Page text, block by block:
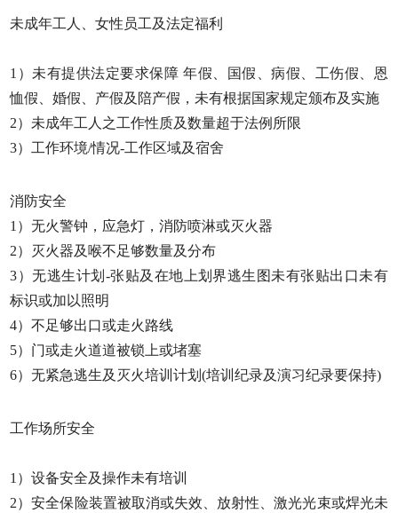
未成年工人、女性员工及法定福利
1）未有提供法定要求保障 年假、国假、病假、工伤假、恩
恤假、婚假、产假及陪产假，未有根据国家规定颁布及实施
2）未成年工人之工作性质及数量超于法例所限
3）工作环境/情况-工作区域及宿舍
消防安全
1）无火警钟，应急灯，消防喷淋或灭火器
2）灭火器及喉不足够数量及分布
3）无逃生计划-张贴及在地上划界逃生图未有张贴出口未有
标识或加以照明
4）不足够出口或走火路线
5）门或走火道道被锁上或堵塞
6）无紧急逃生及灭火培训计划(培训纪录及演习纪录要保持)
工作场所安全
1）设备安全及操作未有培训
2）安全保险装置被取消或失效、放射性、激光光束或焊光未